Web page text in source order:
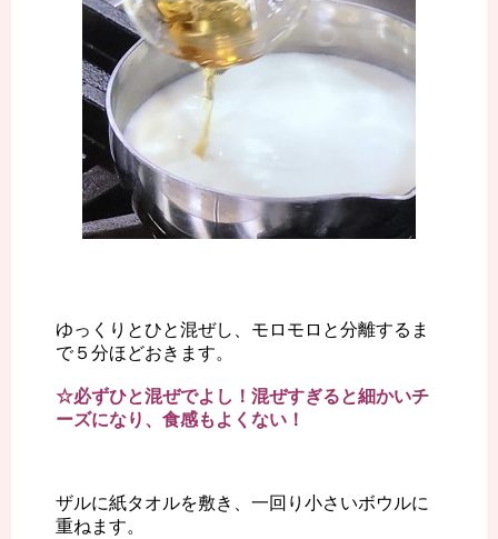
ゆっくりとひと混ぜし、モロモロと分離するま
で５分ほどおきます。
☆必ずひと混ぜでよし！混ぜすぎると細かいチ
ーズになり、食感もよくない！
ザルに紙タオルを敷き、一回り小さいボウルに
重ねます。